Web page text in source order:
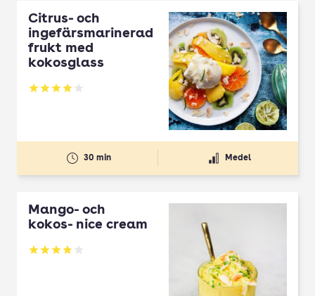
Citrus- och
ingefärsmarinerad
frukt med
kokosglass
Betyg: 4 av 5
30 min Medel
Mango­- och
kokos-­ nice cream
Betyg: 3.85 av 5